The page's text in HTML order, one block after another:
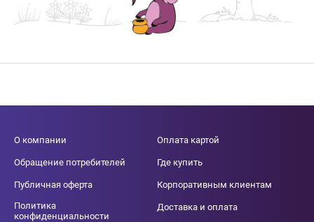
О компании
Обращение потребителей
Публичная оферта
Политика
конфиденциальности
Оплата картой
Где купить
Корпоративным клиентам
Доставка и оплата